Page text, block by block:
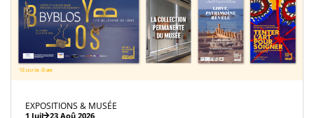
EXPOSITIONS & MUSÉE
1 Juil 23 Aoû 2026